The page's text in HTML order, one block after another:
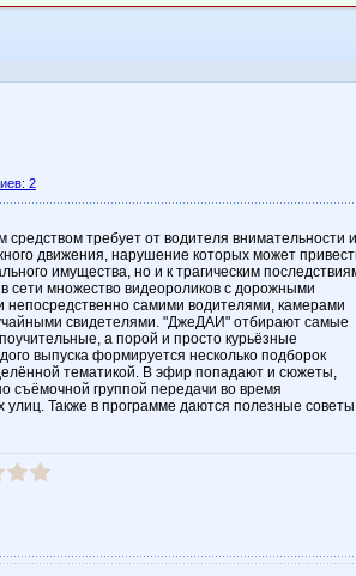
2
требует от водителя внимательности и
движения, нарушение которых может
имущества, но и к трагическим
сети множество видеороликов с дорожными
самими водителями, камерами
свидетелями. "ДжеДАИ" отбирают самые
а порой и просто курьёзные
выпуска формируется несколько подборок
тематикой. В эфир попадают и сюжеты,
съёмочной группой передачи во время
улиц. Также в программе даются полезные советы